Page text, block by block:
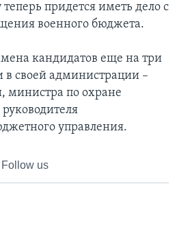
придется иметь дело с
военного бюджета.
кандидатов еще на три
своей администрации –
министра по охране
управления.
Follow us